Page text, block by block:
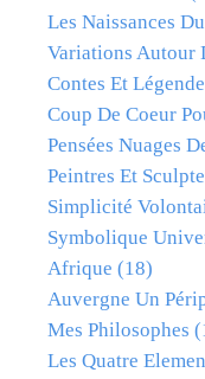
Les Naissances
Variations Autour
Contes Et
Coup De Coeur
Pensées Nuages
Peintres Et
Simplicité
Symbolique
Afrique (18)
Auvergne Un
Mes Philosophes
Les Quatre